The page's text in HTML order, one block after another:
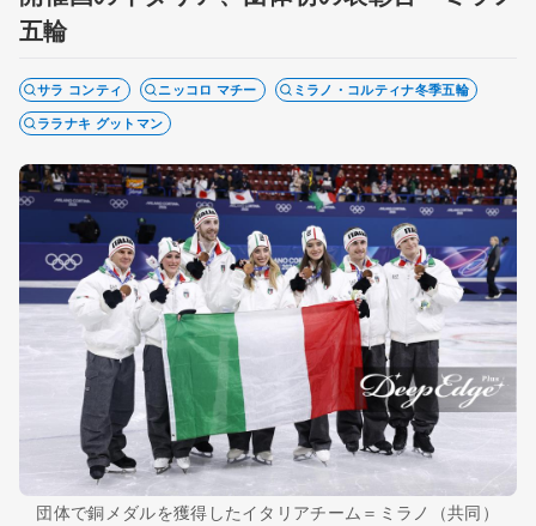
五輪
サラ コンティ ニッコロ マチー
ミラノ・コルティナ冬季五輪
ララナキ グットマン
団体で銅メダルを獲得したイタリアチーム＝ミラノ（共同）